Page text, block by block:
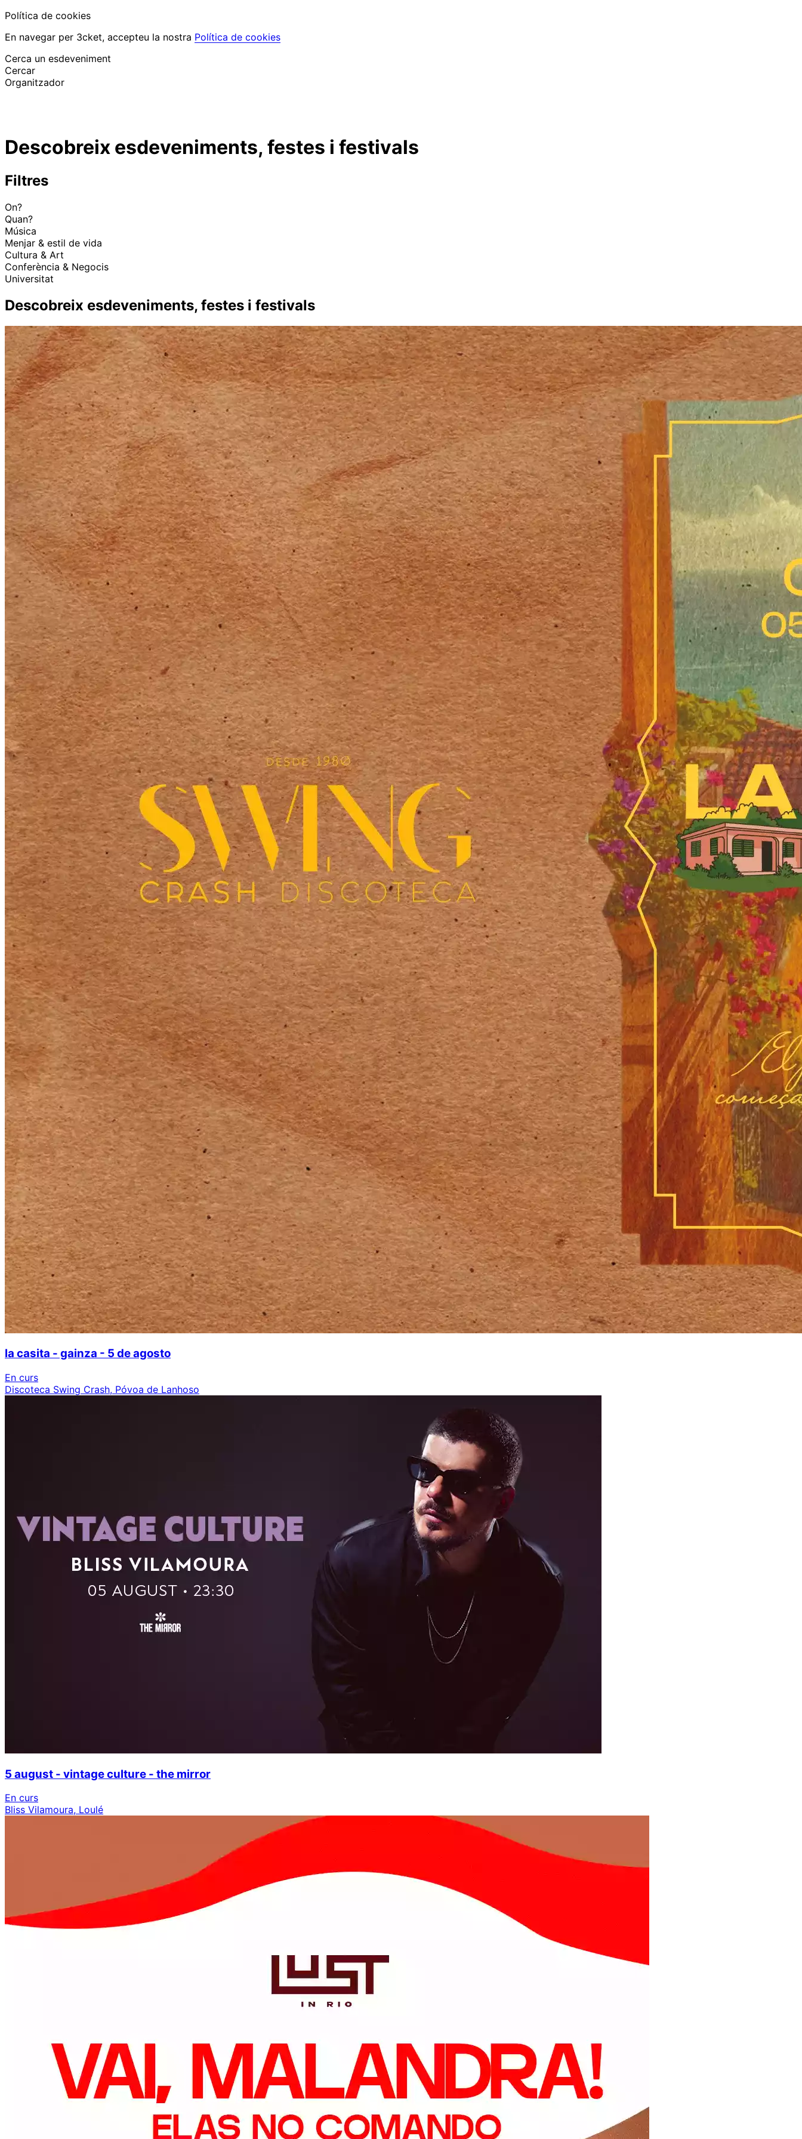
Política de cookies
En navegar per 3cket, accepteu la nostra Política de cookies
Cerca un esdeveniment
Cercar
Organitzador
Suport al participantHe perdut la meva entrada
Descobreix esdeveniments, festes i festivals
Filtres
On?
Quan?
Música
Menjar & estil de vida
Cultura & Art
Conferència & Negocis
Universitat
Descobreix esdeveniments, festes i festivals
la casita - gainza - 5 de agosto
En curs
Discoteca Swing Crash, Póvoa de Lanhoso
5 august - vintage culture - the mirror
En curs
Bliss Vilamoura, Loulé